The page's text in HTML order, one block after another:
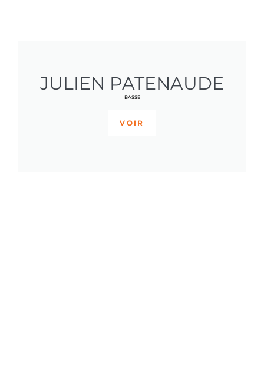
JULIEN PATENAUDE
BASSE
VOIR